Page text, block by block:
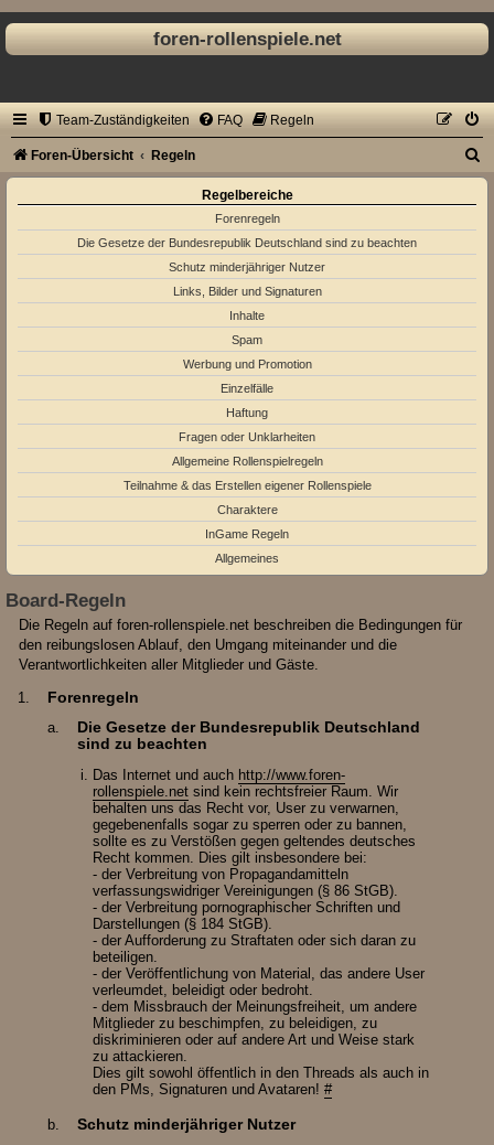
foren-rollenspiele.net
Team-Zuständigkeiten FAQ Regeln
Foren-Übersicht Regeln
u
Regelbereiche
Forenregeln
Die Gesetze der Bundesrepublik Deutschland sind zu beachten
Schutz minderjähriger Nutzer
Links, Bilder und Signaturen
Inhalte
Spam
Werbung und Promotion
Einzelfälle
Haftung
Fragen oder Unklarheiten
Allgemeine Rollenspielregeln
Teilnahme & das Erstellen eigener Rollenspiele
Charaktere
InGame Regeln
Allgemeines
Board-Regeln
Die Regeln auf foren-rollenspiele.net beschreiben die Bedingungen für
den reibungslosen Ablauf, den Umgang miteinander und die
Verantwortlichkeiten aller Mitglieder und Gäste.
Forenregeln
Die Gesetze der Bundesrepublik Deutschland
sind zu beachten
Das Internet und auch http://www.foren-
rollenspiele.net sind kein rechtsfreier Raum. Wir
behalten uns das Recht vor, User zu verwarnen,
gegebenenfalls sogar zu sperren oder zu bannen,
sollte es zu Verstößen gegen geltendes deutsches
Recht kommen. Dies gilt insbesondere bei:
- der Verbreitung von Propagandamitteln
verfassungswidriger Vereinigungen (§ 86 StGB).
- der Verbreitung pornographischer Schriften und
Darstellungen (§ 184 StGB).
- der Aufforderung zu Straftaten oder sich daran zu
beteiligen.
- der Veröffentlichung von Material, das andere User
verleumdet, beleidigt oder bedroht.
- dem Missbrauch der Meinungsfreiheit, um andere
Mitglieder zu beschimpfen, zu beleidigen, zu
diskriminieren oder auf andere Art und Weise stark
zu attackieren.
Dies gilt sowohl öffentlich in den Threads als auch in
den PMs, Signaturen und Avataren!#
Schutz minderjähriger Nutzer